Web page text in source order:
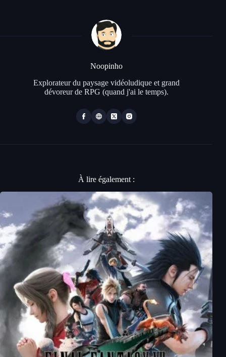
Noopinho
Explorateur du paysage vidéoludique et grand
dévoreur de RPG (quand j'ai le temps).
À lire également :